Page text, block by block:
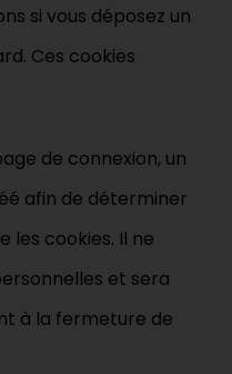
si vous déposez un
Ces cookies
de connexion, un
afin de déterminer
les cookies. Il ne
et sera
à la fermeture de